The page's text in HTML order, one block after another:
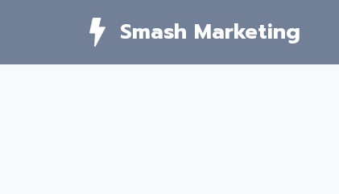
Smash Marketing